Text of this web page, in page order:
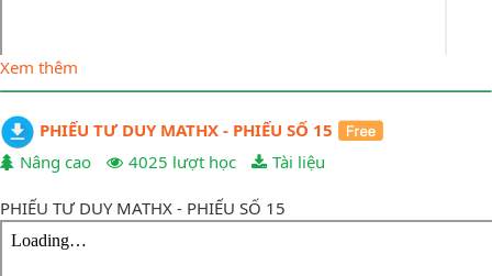
Xem thêm
PHIẾU TƯ DUY MATHX - PHIẾU SỐ 15
Nâng cao
4025 lượt học Tài liệu
PHIẾU TƯ DUY MATHX - PHIẾU SỐ 15